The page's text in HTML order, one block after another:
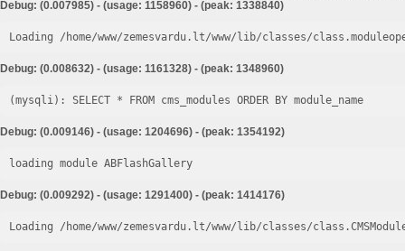
Debug: (0.007985) - (usage: 1158960) - (peak: 1338840)
Loading /home/www/zemesvardu.lt/www/lib/classes/
Debug: (0.008632) - (usage: 1161328) - (peak: 1348960)
Debug: (0.009146) - (usage: 1204696) - (peak: 1354192)
loading module ABFlashGallery
Debug: (0.009292) - (usage: 1291400) - (peak: 1414176)
Loading /home/www/zemesvardu.lt/www/lib/classes/